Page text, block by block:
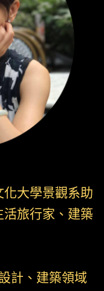
大學景觀系助
旅行家、建築
計、建築領域